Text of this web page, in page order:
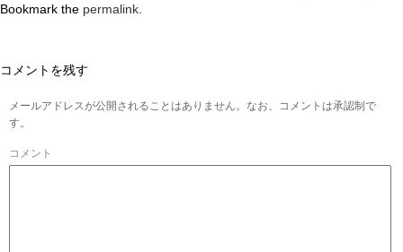
Bookmark the permalink
コメントを残す
メールアドレスが公開されることはありません。なお、コメントは承認制で
す。
コメント